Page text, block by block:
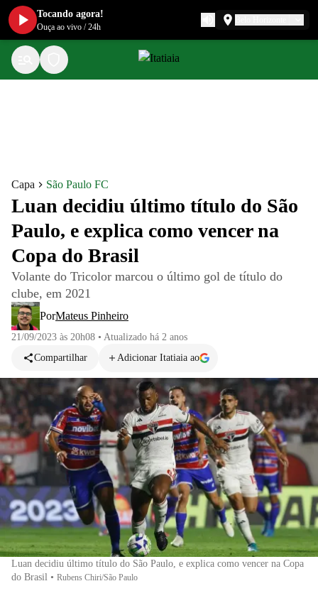
Capa São Paulo FC
Luan decidiu último título do São
Paulo, e explica como vencer na
Copa do Brasil
Volante do Tricolor marcou o último gol de título do
clube, em 2021
PorMateus Pinheiro
21/09/2023 às 20h08 • Atualizado há 2 anos
Compartilhar
Adicionar Itatiaia ao
Luan decidiu último título do São Paulo, e explica como vencer na Copa
do Brasil • Rubens Chiri/São Paulo
Tocando agora!
Ouça ao vivo /24h